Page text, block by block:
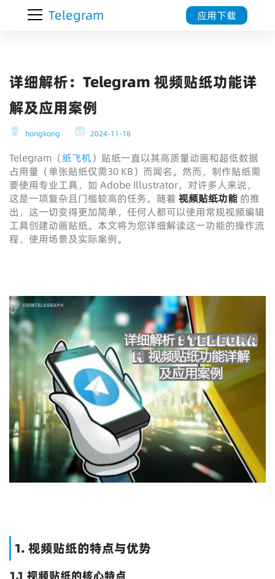
Telegram 应用下载
详细解析：Telegram 视频贴纸功能详
解及应用案例
hongkong 2024-11-18
Telegram（纸飞机）贴纸一直以其高质量动画和超低数据
占用量（单张贴纸仅需30 KB）而闻名。然而，制作贴纸需
要使用专业工具，如 Adobe Illustrator，对许多人来说，
这是一项复杂且门槛较高的任务。随着 视频贴纸功能 的推
出，这一切变得更加简单，任何人都可以使用常规视频编辑
工具创建动画贴纸。本文将为您详细解读这一功能的操作流
程、使用场景及实际案例。
1. 视频贴纸的特点与优势
1.1 视频贴纸的核心特点